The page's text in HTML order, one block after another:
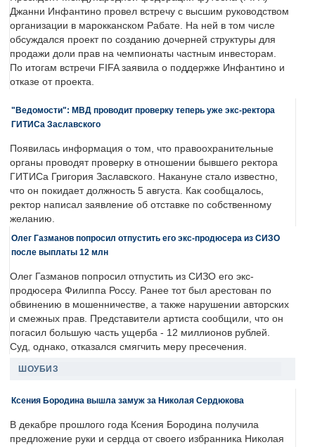
Джанни Инфантино провел встречу с высшим руководством
организации в марокканском Рабате. На ней в том числе
обсуждался проект по созданию дочерней структуры для
продажи доли прав на чемпионаты частным инвесторам.
По итогам встречи FIFA заявила о поддержке Инфантино и
отказе от проекта.
"Ведомости": МВД проводит проверку теперь уже экс-ректора
ГИТИСа Заславского
Появилась информация о том, что правоохранительные
органы проводят проверку в отношении бывшего ректора
ГИТИСа Григория Заславского. Накануне стало известно,
что он покидает должность 5 августа. Как сообщалось,
ректор написал заявление об отставке по собственному
желанию.
Олег Газманов попросил отпустить его экс-продюсера из СИЗО
после выплаты 12 млн
Олег Газманов попросил отпустить из СИЗО его экс-
продюсера Филиппа Россу. Ранее тот был арестован по
обвинению в мошенничестве, а также нарушении авторских
и смежных прав. Представители артиста сообщили, что он
погасил большую часть ущерба - 12 миллионов рублей.
Суд, однако, отказался смягчить меру пресечения.
ШОУБИЗ
Ксения Бородина вышла замуж за Николая Сердюкова
В декабре прошлого года Ксения Бородина получила
предложение руки и сердца от своего избранника Николая